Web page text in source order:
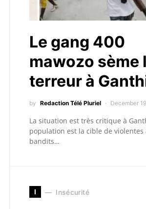
Le gang 400
mawozo sème
terreur à
by Redaction Télé Pluriel December
La situation est très critique à
population est la cible de violentes
bandits…
I Insécurité